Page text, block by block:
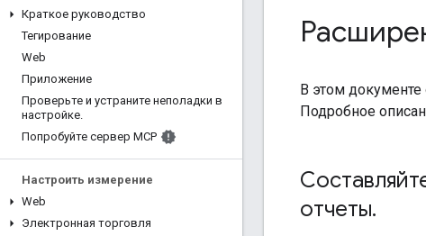
Краткое руководство
Тегирование
Web
Приложение
Проверьте и устраните неполадки в
настройке.
Попробуйте сервер MCP
Настроить измерение
Web
Электронная торговля
В этом
Подробное
отчеты.